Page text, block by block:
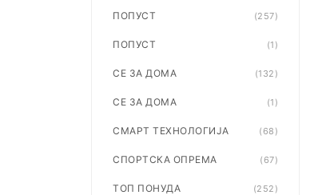
ПОПУСТ (257)
ПОПУСТ (1)
СЕ ЗА ДОМА (132)
СЕ ЗА ДОМА (1)
СМАРТ ТЕХНОЛОГИЈА (68)
СПОРТСКА ОПРЕМА (67)
ТОП ПОНУДА (252)